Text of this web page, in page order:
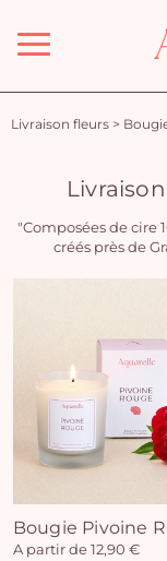
Menu
Livraison fleurs >
"Composées de cire
créés près de
Bougie Pivoine
A partir de 12,90 €